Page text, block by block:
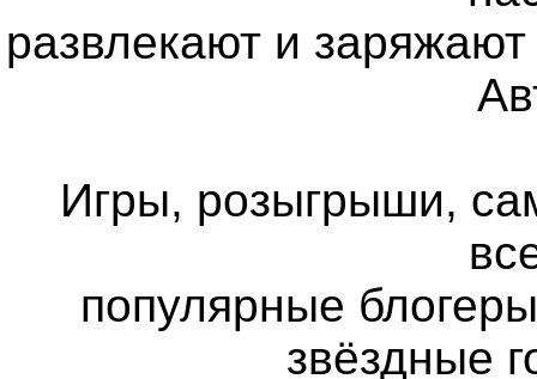
развлекают и
Игры, розыгрыши,
популярные
звёздные